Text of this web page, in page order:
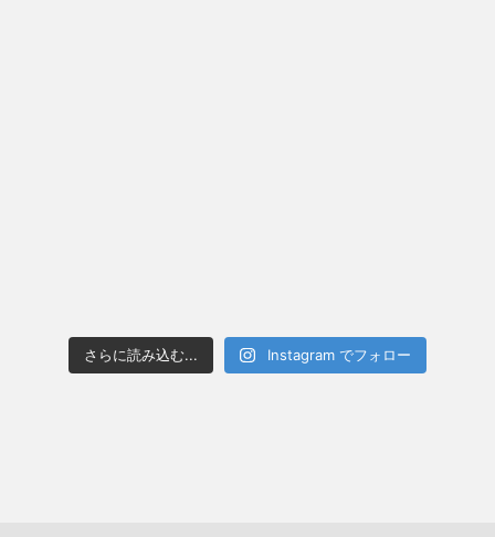
さらに読み込む... Instagram でフォロー